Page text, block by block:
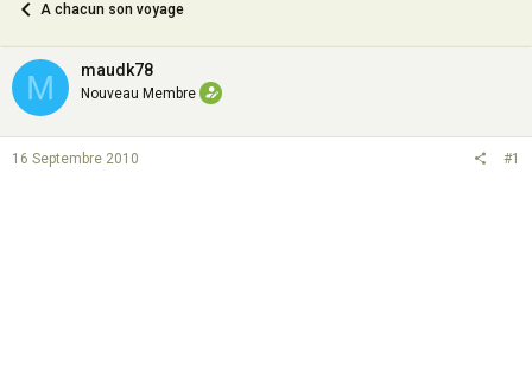
e
r
d
e
d
e
e
d
é
A chacun son voyage
M maudk78
Nouveau Membre
16 Septembre 2010 #1